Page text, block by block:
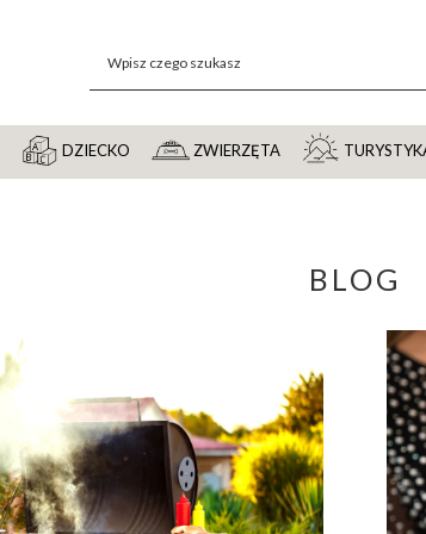
DZIECKO ZWIERZĘTA
BLOG